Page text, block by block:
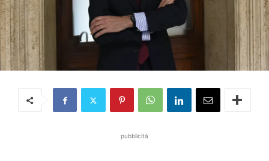
pubblicità